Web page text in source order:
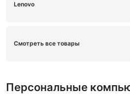
Lenovo
Смотреть все товары
Персональные